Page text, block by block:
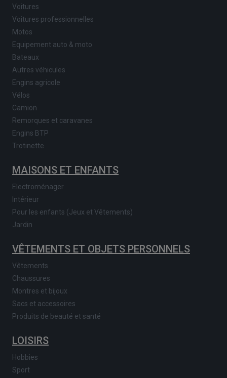
Voitures
Voitures professionnelles
Motos
Equipement auto & moto
Bateaux
Autres véhicules
Engins agricole
Vélos
Camion
Remorques et caravanes
Engins BTP
Trotinette
MAISONS ET ENFANTS
Electroménager
Intérieur
Pour les enfants (Jeux et Vêtements)
Jardin
VÊTEMENTS ET OBJETS PERSONNELS
Vêtements
Chaussures
Montres et bijoux
Sacs et accessoires
Produits de beauté et santé
LOISIRS
Hobbies
Sport